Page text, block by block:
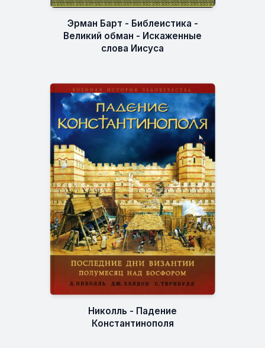
Эрман Барт - Библеистика -
Великий обман - Искаженные
слова Иисуса
Николль - Падение
Константинополя